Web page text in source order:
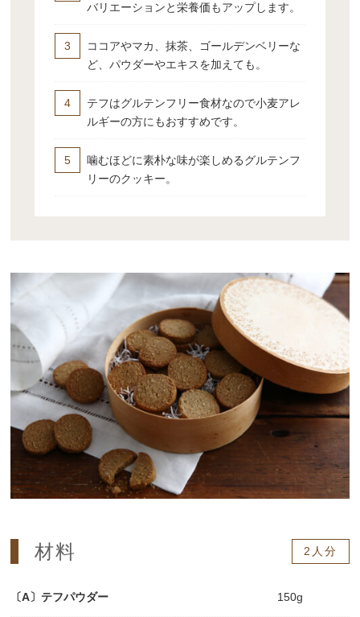
バリエーションと栄養価もアップします。
ココアやマカ、抹茶、ゴールデンベリーな
ど、パウダーやエキスを加えても。
テフはグルテンフリー食材なので小麦アレ
ルギーの方にもおすすめです。
噛むほどに素朴な味が楽しめるグルテンフ
リーのクッキー。
材料 2人分
〔A〕テフパウダー 150g